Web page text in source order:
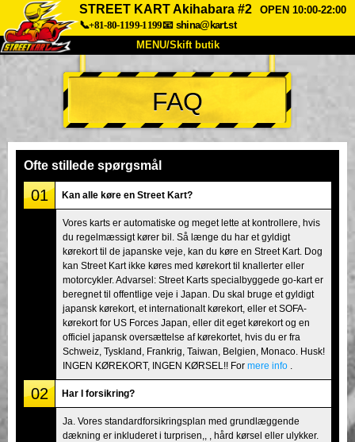
STREET KART Akihabara #2
OPEN 10:00-22:00
📞+81-80-1199-1199📧 shina@kart.st
MENU/Skift butik
TOP
Om Specifikationer Pris
Stemme
Virksomhed
Tokyo Shinagawa Tokyo Akihabara#1
Tokyo Akihabara#2 Tokyo Shibuya
Tokyo Shibuya Annex Tokyo Bay
Tokyo Asakusa Osaka
Okinawa
FAQ
Ofte stillede spørgsmål
01 Kan alle køre en Street Kart?
Vores karts er automatiske og meget lette at kontrollere, hvis
du regelmæssigt kører bil. Så længe du har et gyldigt
kørekort til de japanske veje, kan du køre en Street Kart. Dog
kan Street Kart ikke køres med kørekort til knallerter eller
motorcykler. Advarsel: Street Karts specialbyggede go-kart er
beregnet til offentlige veje i Japan. Du skal bruge et gyldigt
japansk kørekort, et internationalt kørekort, eller et SOFA-
kørekort for US Forces Japan, eller dit eget kørekort og en
officiel japansk oversættelse af kørekortet, hvis du er fra
Schweiz, Tyskland, Frankrig, Taiwan, Belgien, Monaco. Husk!
INGEN KØREKORT, INGEN KØRSEL!! For mere info
02 Har I forsikring?
Ja. Vores standardforsikringsplan med grundlæggende
dækning er inkluderet i turprisen,, , hård kørsel eller ulykker.